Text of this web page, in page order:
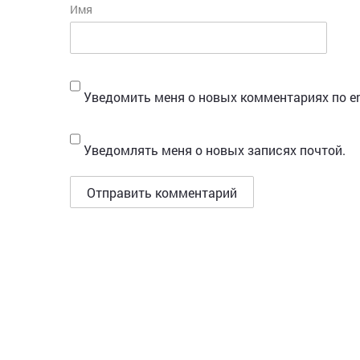
Имя
Уведомить меня о новых комментариях по
Уведомлять меня о новых записях почтой.